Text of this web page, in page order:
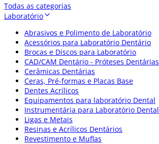
Todas as categorias
Laboratório
Abrasivos e Polimento de Laboratório
Acessórios para Laboratório Dentário
Brocas e Discos para Laboratório
CAD/CAM Dentário - Próteses Dentárias
Cerâmicas Dentárias
Ceras, Pré-formas e Placas Base
Dentes Acrílicos
Equipamentos para laboratório Dental
Instrumentária para Laboratório Dental
Ligas e Metais
Resinas e Acrílicos Dentários
Revestimento e Muflas